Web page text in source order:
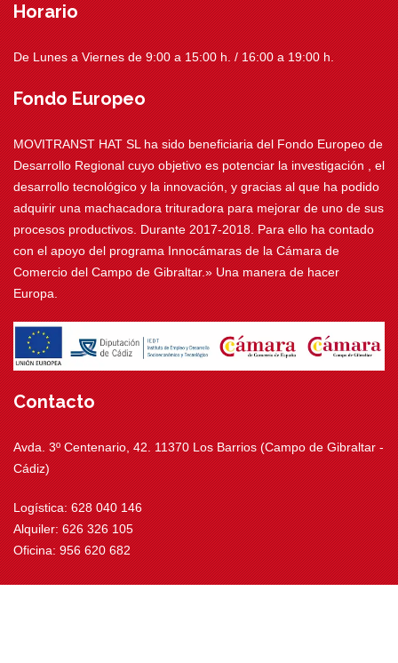
Horario
De Lunes a Viernes de 9:00 a 15:00 h. / 16:00 a 19:00 h.
Fondo Europeo
MOVITRANST HAT SL ha sido beneficiaria del Fondo Europeo de
Desarrollo Regional cuyo objetivo es potenciar la investigación , el
desarrollo tecnológico y la innovación, y gracias al que ha podido
adquirir una machacadora trituradora para mejorar de uno de sus
procesos productivos. Durante 2017-2018. Para ello ha contado
con el apoyo del programa Innocámaras de la Cámara de
Comercio del Campo de Gibraltar.» Una manera de hacer
Europa.
Contacto
Avda. 3º Centenario, 42. 11370 Los Barrios (Campo de Gibraltar -
Cádiz)
Logística: 628 040 146
Alquiler: 626 326 105
Oficina: 956 620 682
info@movitransrental.com